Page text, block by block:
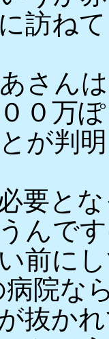
訪ね
さん
０万
が判
要と
んで
前に
院な
抜か